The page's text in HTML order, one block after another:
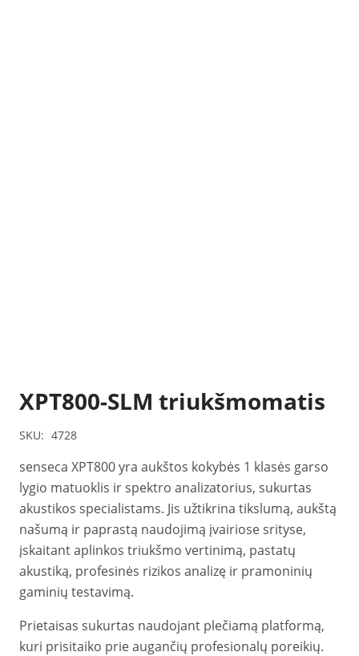
XPT800-SLM triukšmomatis
SKU: 4728
senseca XPT800 yra aukštos kokybės 1 klasės garso
lygio matuoklis ir spektro analizatorius, sukurtas
akustikos specialistams. Jis užtikrina tikslumą, aukštą
našumą ir paprastą naudojimą įvairiose srityse,
įskaitant aplinkos triukšmo vertinimą, pastatų
akustiką, profesinės rizikos analizę ir pramoninių
gaminių testavimą.
Prietaisas sukurtas naudojant plečiamą platformą,
kuri prisitaiko prie augančių profesionalų poreikių.